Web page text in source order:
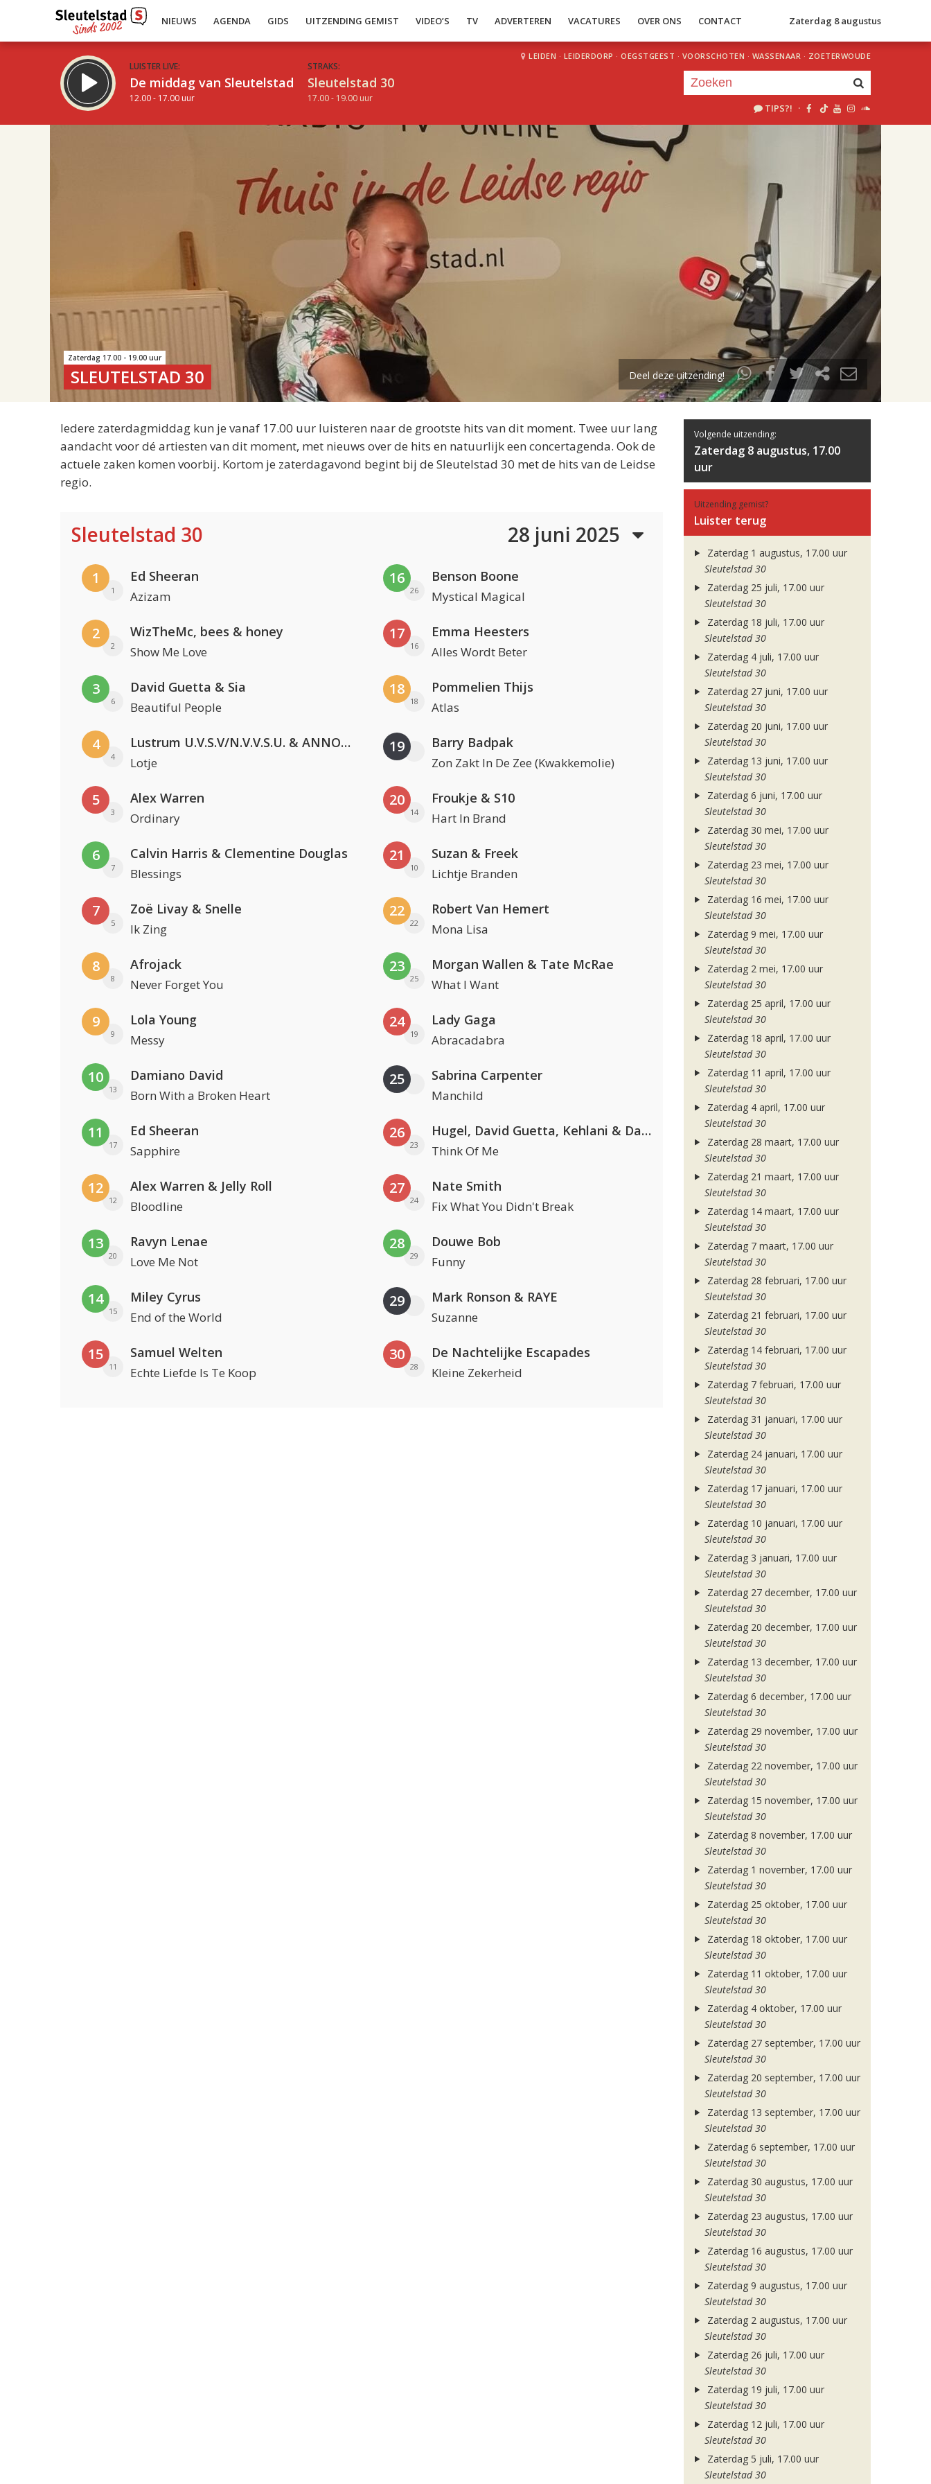
NIEUWS AGENDA GIDS UITZENDING GEMIST VIDEO’S TV ADVERTEREN VACATURES OVER ONS CONTACT Zaterdag 8 augustus
LUISTER LIVE:
De middag van Sleutelstad
12.00 - 17.00 uur
STRAKS:
Sleutelstad 30
17.00 - 19.00 uur
LEIDEN · LEIDERDORP · OEGSTGEEST · VOORSCHOTEN · WASSENAAR · ZOETERWOUDE
TIPS?! ·
uur 1 van 2
Volgend uur
Zaterdag 17.00 - 19.00 uur
SLEUTELSTAD 30 Deel deze uitzending!
Iedere zaterdagmiddag kun je vanaf 17.00 uur luisteren naar de grootste hits van dit moment. Twee uur lang
aandacht voor dé artiesten van dit moment, met nieuws over de hits en natuurlijk een concertagenda. Ook de
actuele zaken komen voorbij. Kortom je zaterdagavond begint bij de Sleutelstad 30 met de hits van de Leidse
regio.
Sleutelstad 30 28 juni 2025
1
1
Ed Sheeran
Azizam
2
2
WizTheMc, bees & honey
Show Me Love
3
6
David Guetta & Sia
Beautiful People
4
4
Lustrum U.V.S.V/N.V.V.S.U. & ANNO ONS & Jopke van Dobbenburgh & Roeland Beelen
Lotje
5
3
Alex Warren
Ordinary
6
7
Calvin Harris & Clementine Douglas
Blessings
7
5
Zoë Livay & Snelle
Ik Zing
8
8
Afrojack
Never Forget You
9
9
Lola Young
Messy
10
13
Damiano David
Born With a Broken Heart
11
17
Ed Sheeran
Sapphire
12
12
Alex Warren & Jelly Roll
Bloodline
13
20
Ravyn Lenae
Love Me Not
14
15
Miley Cyrus
End of the World
15
11
Samuel Welten
Echte Liefde Is Te Koop
16
26
Benson Boone
Mystical Magical
17
16
Emma Heesters
Alles Wordt Beter
18
18
Pommelien Thijs
Atlas
19 Barry Badpak
Zon Zakt In De Zee (Kwakkemolie)
20
14
Froukje & S10
Hart In Brand
21
10
Suzan & Freek
Lichtje Branden
22
22
Robert Van Hemert
Mona Lisa
23
25
Morgan Wallen & Tate McRae
What I Want
24
19
Lady Gaga
Abracadabra
25 Sabrina Carpenter
Manchild
26
23
Hugel, David Guetta, Kehlani & Daecolm
Think Of Me
27
24
Nate Smith
Fix What You Didn't Break
28
29
Douwe Bob
Funny
29 Mark Ronson & RAYE
Suzanne
30
28
De Nachtelijke Escapades
Kleine Zekerheid
Volgende uitzending:
Zaterdag 8 augustus, 17.00
uur
Uitzending gemist?
Luister terug
Zaterdag 1 augustus, 17.00 uur
Sleutelstad 30
Zaterdag 25 juli, 17.00 uur
Sleutelstad 30
Zaterdag 18 juli, 17.00 uur
Sleutelstad 30
Zaterdag 4 juli, 17.00 uur
Sleutelstad 30
Zaterdag 27 juni, 17.00 uur
Sleutelstad 30
Zaterdag 20 juni, 17.00 uur
Sleutelstad 30
Zaterdag 13 juni, 17.00 uur
Sleutelstad 30
Zaterdag 6 juni, 17.00 uur
Sleutelstad 30
Zaterdag 30 mei, 17.00 uur
Sleutelstad 30
Zaterdag 23 mei, 17.00 uur
Sleutelstad 30
Zaterdag 16 mei, 17.00 uur
Sleutelstad 30
Zaterdag 9 mei, 17.00 uur
Sleutelstad 30
Zaterdag 2 mei, 17.00 uur
Sleutelstad 30
Zaterdag 25 april, 17.00 uur
Sleutelstad 30
Zaterdag 18 april, 17.00 uur
Sleutelstad 30
Zaterdag 11 april, 17.00 uur
Sleutelstad 30
Zaterdag 4 april, 17.00 uur
Sleutelstad 30
Zaterdag 28 maart, 17.00 uur
Sleutelstad 30
Zaterdag 21 maart, 17.00 uur
Sleutelstad 30
Zaterdag 14 maart, 17.00 uur
Sleutelstad 30
Zaterdag 7 maart, 17.00 uur
Sleutelstad 30
Zaterdag 28 februari, 17.00 uur
Sleutelstad 30
Zaterdag 21 februari, 17.00 uur
Sleutelstad 30
Zaterdag 14 februari, 17.00 uur
Sleutelstad 30
Zaterdag 7 februari, 17.00 uur
Sleutelstad 30
Zaterdag 31 januari, 17.00 uur
Sleutelstad 30
Zaterdag 24 januari, 17.00 uur
Sleutelstad 30
Zaterdag 17 januari, 17.00 uur
Sleutelstad 30
Zaterdag 10 januari, 17.00 uur
Sleutelstad 30
Zaterdag 3 januari, 17.00 uur
Sleutelstad 30
Zaterdag 27 december, 17.00 uur
Sleutelstad 30
Zaterdag 20 december, 17.00 uur
Sleutelstad 30
Zaterdag 13 december, 17.00 uur
Sleutelstad 30
Zaterdag 6 december, 17.00 uur
Sleutelstad 30
Zaterdag 29 november, 17.00 uur
Sleutelstad 30
Zaterdag 22 november, 17.00 uur
Sleutelstad 30
Zaterdag 15 november, 17.00 uur
Sleutelstad 30
Zaterdag 8 november, 17.00 uur
Sleutelstad 30
Zaterdag 1 november, 17.00 uur
Sleutelstad 30
Zaterdag 25 oktober, 17.00 uur
Sleutelstad 30
Zaterdag 18 oktober, 17.00 uur
Sleutelstad 30
Zaterdag 11 oktober, 17.00 uur
Sleutelstad 30
Zaterdag 4 oktober, 17.00 uur
Sleutelstad 30
Zaterdag 27 september, 17.00 uur
Sleutelstad 30
Zaterdag 20 september, 17.00 uur
Sleutelstad 30
Zaterdag 13 september, 17.00 uur
Sleutelstad 30
Zaterdag 6 september, 17.00 uur
Sleutelstad 30
Zaterdag 30 augustus, 17.00 uur
Sleutelstad 30
Zaterdag 23 augustus, 17.00 uur
Sleutelstad 30
Zaterdag 16 augustus, 17.00 uur
Sleutelstad 30
Zaterdag 9 augustus, 17.00 uur
Sleutelstad 30
Zaterdag 2 augustus, 17.00 uur
Sleutelstad 30
Zaterdag 26 juli, 17.00 uur
Sleutelstad 30
Zaterdag 19 juli, 17.00 uur
Sleutelstad 30
Zaterdag 12 juli, 17.00 uur
Sleutelstad 30
Zaterdag 5 juli, 17.00 uur
Sleutelstad 30